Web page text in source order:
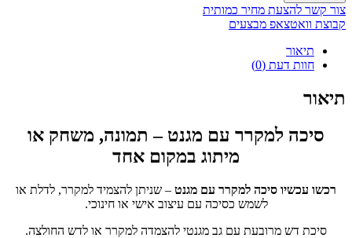
צור קשר להצעת מחיר כמותית
קבוצת וואטצאפ מבצעים
תיאור
חוות דעת (0)
תיאור
סיכה למקרר עם מגנט – תמונה, משחק או
מיתוג במקום אחד
רכשו עכשיו סיכה למקרר עם מגנט – שניתן להצמיד למקרר, לדלת או
לשמש כסיכה עם עיצוב אישי או חינוכי.
סיכת דש מרובעת עם גב מגנטי להצמדה למקרר או לדש החולצה.